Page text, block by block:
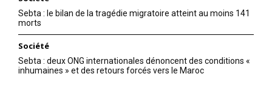
Sebta : le bilan de la tragédie migratoire atteint au moins 141
morts
Société
Sebta : deux ONG internationales dénoncent des conditions «
inhumaines » et des retours forcés vers le Maroc